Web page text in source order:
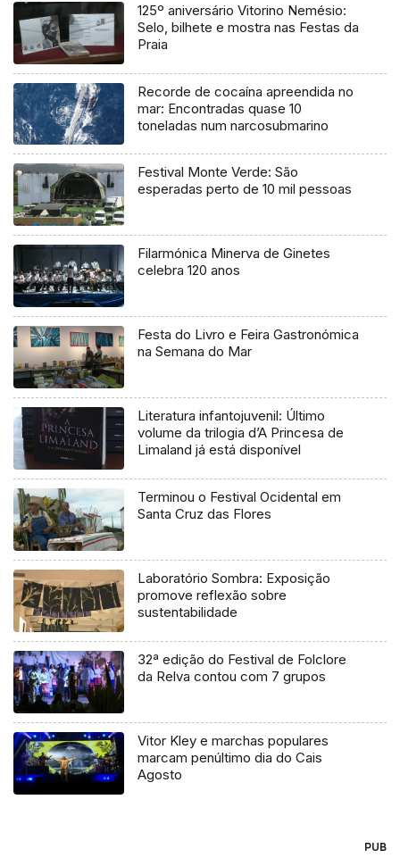
125º aniversário Vitorino Nemésio:
Selo, bilhete e mostra nas Festas da
Praia
Recorde de cocaína apreendida no
mar: Encontradas quase 10
toneladas num narcosubmarino
Festival Monte Verde: São
esperadas perto de 10 mil pessoas
Filarmónica Minerva de Ginetes
celebra 120 anos
Festa do Livro e Feira Gastronómica
na Semana do Mar
Literatura infantojuvenil: Último
volume da trilogia d’A Princesa de
Limaland já está disponível
Terminou o Festival Ocidental em
Santa Cruz das Flores
Laboratório Sombra: Exposição
promove reflexão sobre
sustentabilidade
32ª edição do Festival de Folclore
da Relva contou com 7 grupos
Vitor Kley e marchas populares
marcam penúltimo dia do Cais
Agosto
PUB